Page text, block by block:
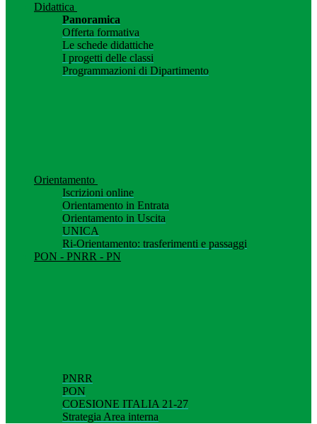
Didattica
Panoramica
Offerta formativa
Le schede didattiche
I progetti delle classi
Programmazioni di Dipartimento
Orientamento
Iscrizioni online
Orientamento in Entrata
Orientamento in Uscita
UNICA
Ri-Orientamento: trasferimenti e passaggi
PON - PNRR - PN
PNRR
PON
COESIONE ITALIA 21-27
Strategia Area interna